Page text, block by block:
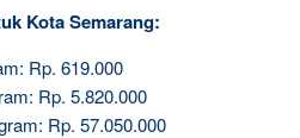
Kota Semarang:
Rp. 619.000
Rp. 5.820.000
Rp. 57.050.000